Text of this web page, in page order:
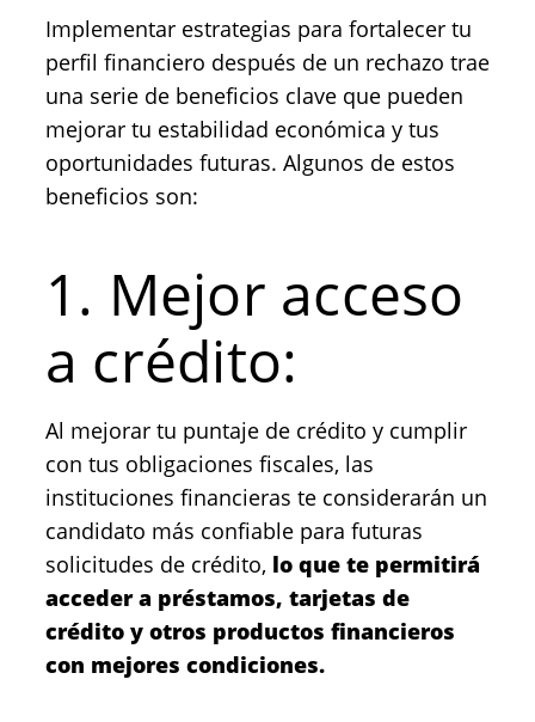
Implementar estrategias para fortalecer tu
perfil financiero después de un rechazo trae
una serie de beneficios clave que pueden
mejorar tu estabilidad económica y tus
oportunidades futuras. Algunos de estos
beneficios son:
1. Mejor acceso
a crédito:
Al mejorar tu puntaje de crédito y cumplir
con tus obligaciones fiscales, las
instituciones financieras te considerarán un
candidato más confiable para futuras
solicitudes de crédito, lo que te permitirá
acceder a préstamos, tarjetas de
crédito y otros productos financieros
con mejores condiciones.